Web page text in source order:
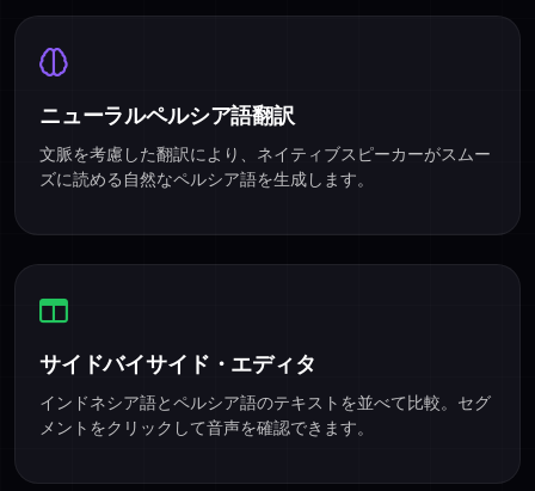
ニューラルペルシア語翻訳
文脈を考慮した翻訳により、ネイティブスピーカーがスムー
ズに読める自然なペルシア語を生成します。
サイドバイサイド・エディタ
インドネシア語とペルシア語のテキストを並べて比較。セグ
メントをクリックして音声を確認できます。